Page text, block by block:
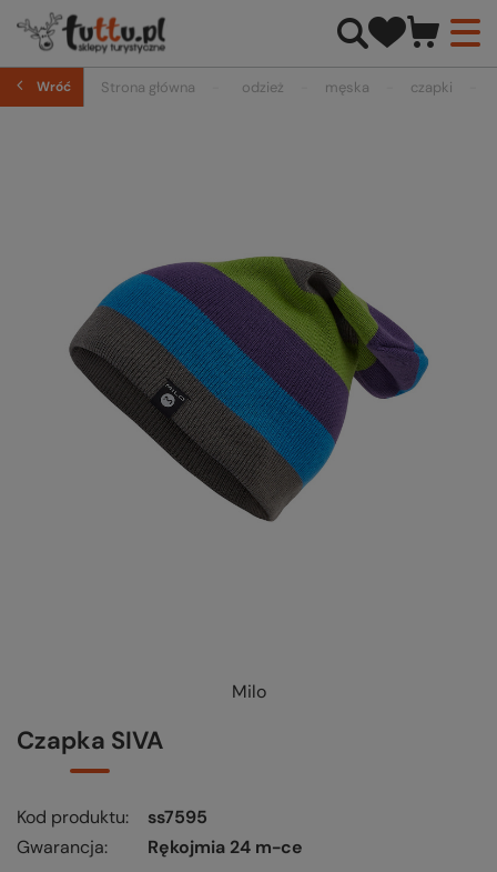
Wróć Strona główna odzież męska czapki
KUP-SPRAWDŹ-WYMIEŃ
Milo
Czapka SIVA
Kod produktu
ss7595
Gwarancja
Rękojmia 24 m-ce